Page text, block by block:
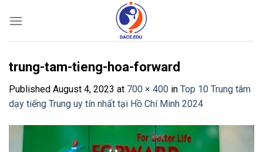
trung-tam-tieng-hoa-forward
Published August 4, 2023 at 700 × 400 in Top 10 Trung tâm
dạy tiếng Trung uy tín nhất tại Hồ Chí Minh 2024